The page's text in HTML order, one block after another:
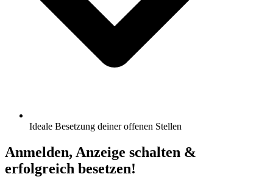
Ideale Besetzung deiner offenen Stellen
Anmelden, Anzeige schalten &
erfolgreich besetzen!